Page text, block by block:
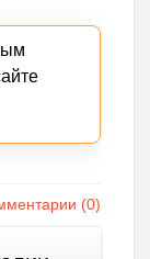
(0)